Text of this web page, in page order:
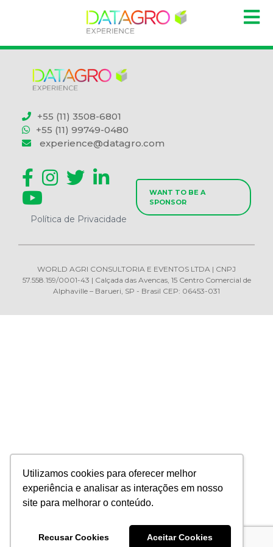
Utilizamos cookies para oferecer melhor
experiência e analisar as interações em nosso
site para melhorar o conteúdo.
Recusar Cookies Aceitar Cookies
+55 (11) 3508-6801
+55 (11) 99749-0480
experience@datagro.com
Política de Privacidade
WANT TO BE A
SPONSOR
WORLD AGRI CONSULTORIA E EVENTOS LTDA | CNPJ
57.558.159/0001-43 | Calçada das Avencas, 15 Centro Comercial de
Alphaville – Barueri, SP - Brasil CEP: 06453-031